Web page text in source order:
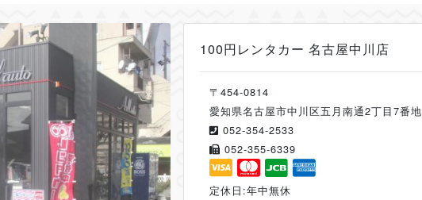
100円レンタカー 名古屋中川店
〒454-0814
愛知県名古屋市中川区五月南通2丁目7番地
052-354-2533
052-355-6339
定休日:年中無休